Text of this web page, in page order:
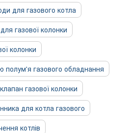
для газового котла
газової колонки
колонки
полум'я газового обладнання
газової колонки
для котла газового
котлів